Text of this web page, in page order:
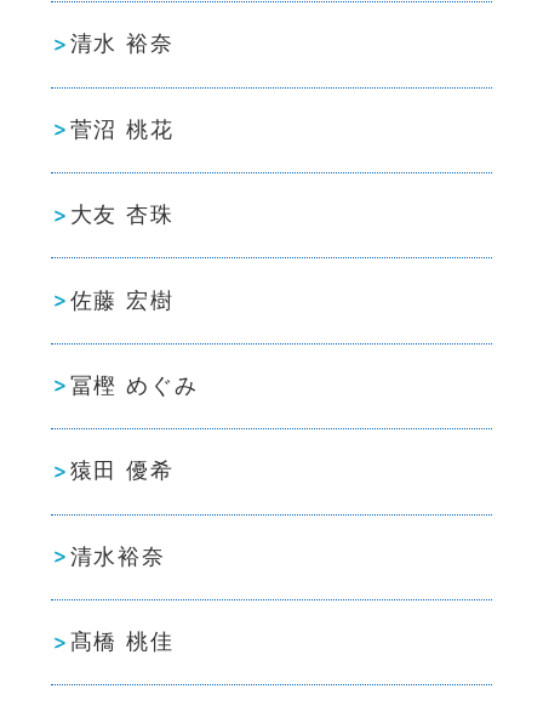
清水 裕奈
菅沼 桃花
大友 杏珠
佐藤 宏樹
冨樫 めぐみ
猿田 優希
清水裕奈
髙橋 桃佳